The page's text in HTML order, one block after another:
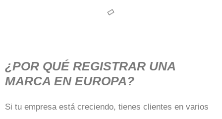
¿POR QUÉ REGISTRAR UNA
MARCA EN EUROPA?
Si tu empresa está creciendo, tienes clientes en varios